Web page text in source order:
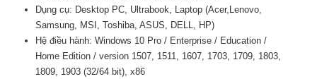
Dụng cụ: Desktop PC, Ultrabook, Laptop (Acer,Lenovo,
Samsung, MSI, Toshiba, ASUS, DELL, HP)
Hệ điều hành: Windows 10 Pro / Enterprise / Education /
Home Edition / version 1507, 1511, 1607, 1703, 1709, 1803,
1809, 1903 (32/64 bit), x86